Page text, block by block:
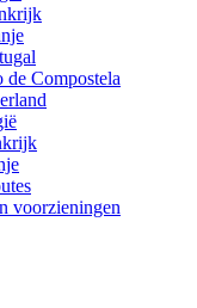
de Compostela
voorzieningen